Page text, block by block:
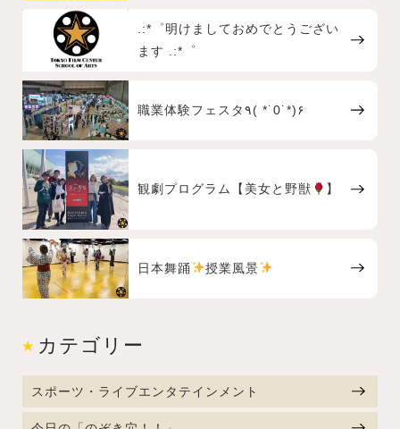
.:*゜明けましておめでとうござい
ます .:*゜
職業体験フェスタ٩( *˙0˙*)۶
観劇プログラム【美女と野獣 】
日本舞踊 授業風景
カテゴリー
スポーツ・ライブエンタテインメント